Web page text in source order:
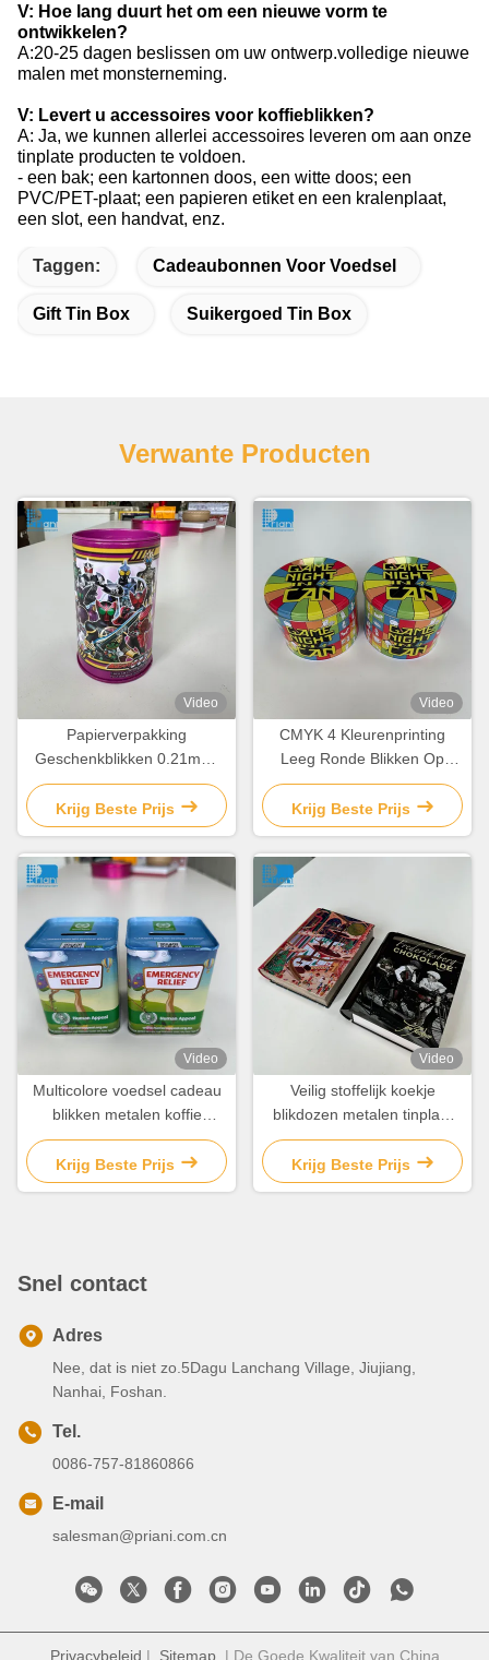
V: Hoe lang duurt het om een nieuwe vorm te
ontwikkelen?
A:20-25 dagen beslissen om uw ontwerp.volledige nieuwe
malen met monsterneming.
V: Levert u accessoires voor koffieblikken?
A: Ja, we kunnen allerlei accessoires leveren om aan onze
tinplate producten te voldoen.
- een bak; een kartonnen doos, een witte doos; een
PVC/PET-plaat; een papieren etiket en een kralenplaat,
een slot, een handvat, enz.
Taggen: Cadeaubonnen Voor Voedsel
Gift Tin Box Suikergoed Tin Box
Verwante Producten
Video
Papierverpakking
Geschenkblikken 0.21mm-
0.35mm Aanpasbare
chocolade doosblik met
deksel
Krijg Beste Prijs
Video
CMYK 4 Kleurenprinting
Leeg Ronde Blikken Op
maat Gemaakte Biskotten
Blik Container
Krijg Beste Prijs
Video
Multicolore voedsel cadeau
blikken metalen koffie
blikken thee en suiker
blikken
Krijg Beste Prijs
Video
Veilig stoffelijk koekje
blikdozen metalen tinplaat
chocolade blikdoos
Krijg Beste Prijs
Snel contact
Adres
Nee, dat is niet zo.5Dagu Lanchang Village, Jiujiang,
Nanhai, Foshan.
Tel.
0086-757-81860866
E-mail
salesman@priani.com.cn
Privacybeleid | Sitemap| De Goede Kwaliteit van China